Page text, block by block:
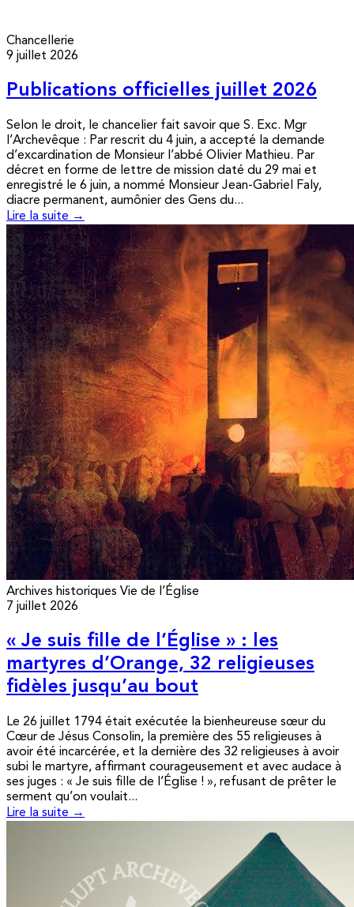
Chancellerie
9 juillet 2026
Publications officielles juillet 2026
Selon le droit, le chancelier fait savoir que S. Exc. Mgr
l’Archevêque : Par rescrit du 4 juin, a accepté la demande
d’excardination de Monsieur l’abbé Olivier Mathieu. Par
décret en forme de lettre de mission daté du 29 mai et
enregistré le 6 juin, a nommé Monsieur Jean-Gabriel Faly,
diacre permanent, aumônier des Gens du...
Lire la suite →
Archives historiques Vie de l’Église
7 juillet 2026
« Je suis fille de l’Église » : les
martyres d’Orange, 32 religieuses
fidèles jusqu’au bout
Le 26 juillet 1794 était exécutée la bienheureuse sœur du
Cœur de Jésus Consolin, la première des 55 religieuses à
avoir été incarcérée, et la dernière des 32 religieuses à avoir
subi le martyre, affirmant courageusement et avec audace à
ses juges : « Je suis fille de l’Église ! », refusant de prêter le
serment qu’on voulait...
Lire la suite →